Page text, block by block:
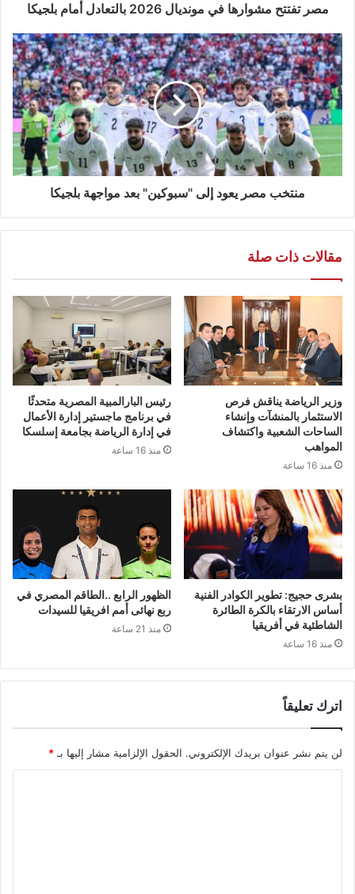
مصر تفتتح مشوارها في مونديال 2026 بالتعادل أمام بلجيكا
منتخب مصر يعود إلى "سبوكين" بعد مواجهة بلجيكا
مقالات ذات صلة
وزير الرياضة يناقش فرص
الاستثمار بالمنشآت وإنشاء
الساحات الشعبية واكتشاف
المواهب
منذ 16 ساعة
رئيس البارالمبية المصرية متحدثًا
في برنامج ماجستير إدارة الأعمال
في إدارة الرياضة بجامعة إسلسكا
منذ 16 ساعة
بشرى حجيج: تطوير الكوادر الفنية
أساس الارتقاء بالكرة الطائرة
الشاطئية في أفريقيا
منذ 16 ساعة
الظهور الرابع ..الطاقم المصري في
ربع نهائى أمم افريقيا للسيدات
منذ 21 ساعة
اترك تعليقاً
لن يتم نشر عنوان بريدك الإلكتروني. الحقول الإلزامية مشار إليها بـ *